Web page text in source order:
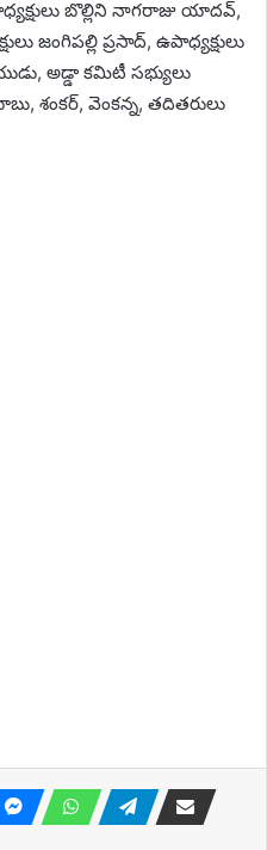
బొల్లిని నాగరాజు యాదవ్,
జంగిపల్లి ప్రసాద్, ఉపాధ్యక్షులు
అడ్డా కమిటీ సభ్యులు
శంకర్, వెంకన్న, తదితరులు